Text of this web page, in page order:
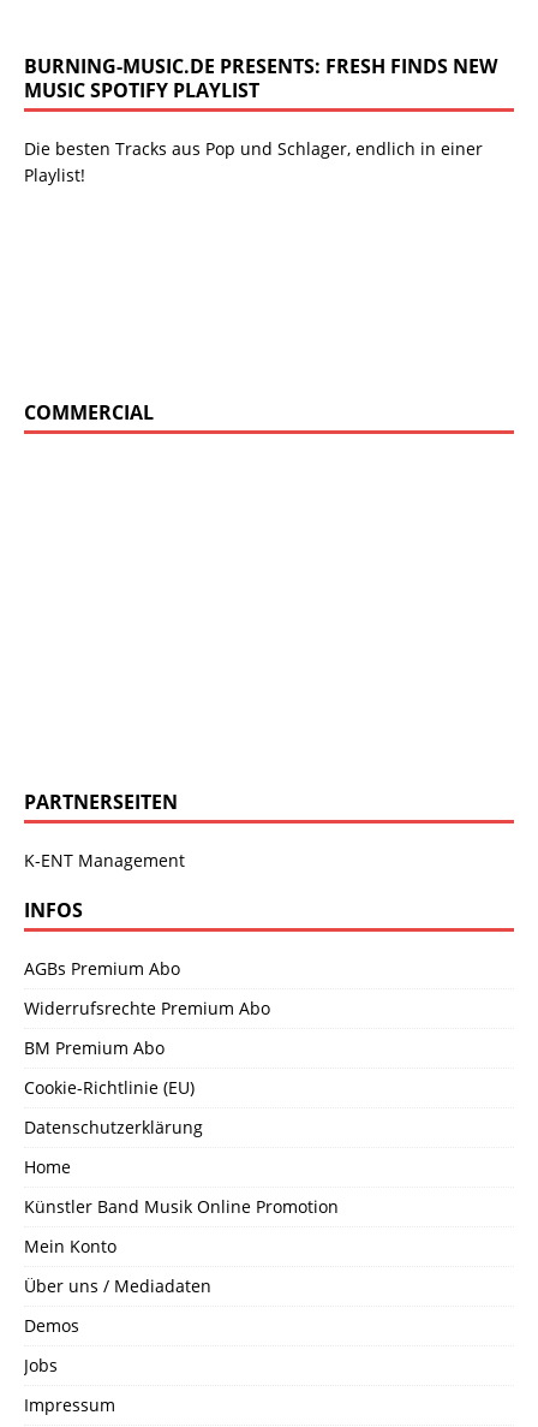
BURNING-MUSIC.DE PRESENTS: FRESH FINDS NEW
MUSIC SPOTIFY PLAYLIST
Die besten Tracks aus Pop und Schlager, endlich in einer
Playlist!
COMMERCIAL
PARTNERSEITEN
K-ENT Management
INFOS
AGBs Premium Abo
Widerrufsrechte Premium Abo
BM Premium Abo
Cookie-Richtlinie (EU)
Datenschutzerklärung
Home
Künstler Band Musik Online Promotion
Mein Konto
Über uns / Mediadaten
Demos
Jobs
Impressum